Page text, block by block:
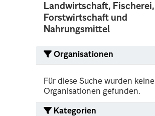
Landwirtschaft, Fischerei,
Forstwirtschaft und
Nahrungsmittel
Organisationen
Für diese Suche wurden keine
Organisationen gefunden.
Kategorien